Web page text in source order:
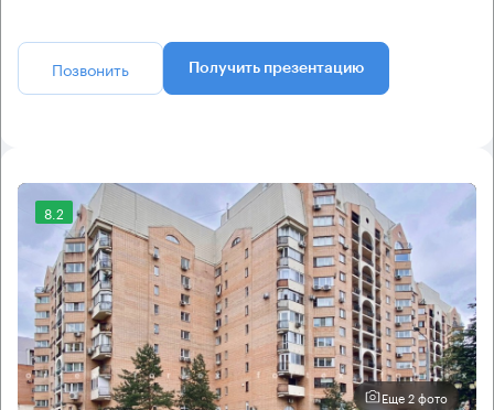
Позвонить Получить презентацию
8.2
Еще 2 фото